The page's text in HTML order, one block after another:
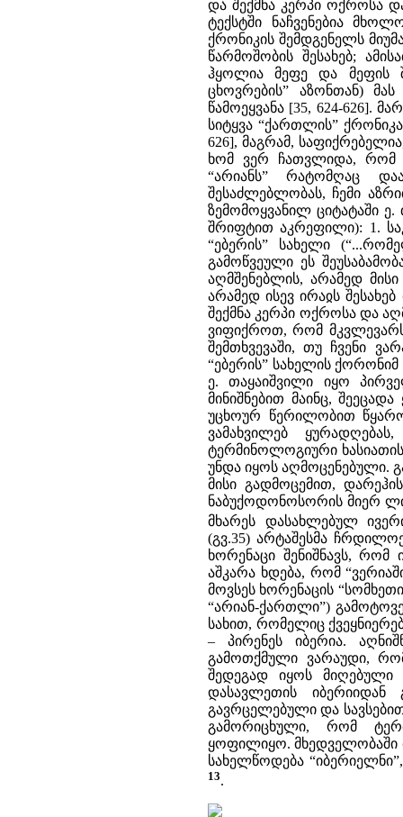
და შექმნა კერპი ოქროსა
ტექსტში ნაჩვენებია
ქრონიკის შემდგენელს
წარმოშობის შესახებ;
ჰყოლია მეფე და მეფის
ცხოვრების” აზონთან)
წამოეყვანა [35, 624-626].
სიტყვა “ქართლის”
626], მაგრამ,
ხომ ვერ ჩათვლიდა, რომ
“არიანს” რატომღაც
შესაძლებლობას, ჩემი
ზემომოყვანილ ციტატაში
შრიფტით აკრეფილი): 1.
“ებერის” სახელი
გამოწვეული ეს
აღმშენებლის, არამედ
არამედ ისევ ირაჲს
შექმნა კერპი ოქროსა და
ვიფიქროთ, რომ მკვლევარს
შემთხვევაში, თუ ჩვენი
“ებერის” სახელის
ე. თაყაიშვილი იყო
მინიშნებით მაინც,
უცხოურ წერილობით
ვამახვილებ
ტერმინოლოგიური
უნდა იყოს აღმოცენებული.
მისი გადმოცემით,
ნაბუქოდონოსორის მიერ
მხარეს დასახლებულ
(გვ.35) არტაშესმა
ხორენაცი შენიშნავს, რომ
აშკარა ხდება, რომ
მოვსეს ხორენაცის
“არიან-ქართლი”)
სახით, რომელიც
– პირენეს იბერია.
გამოთქმული ვარაუდი, რომ
შედეგად იყოს მიღებული
დასავლეთის
გავრცელებული და
გამორიცხული, რომ
ყოფილიყო. მხედველობაში
სახელწოდება
13.